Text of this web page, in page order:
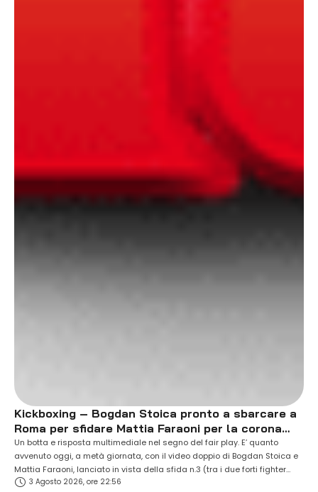
Kickboxing – Bogdan Stoica pronto a sbarcare a
Roma per sfidare Mattia Faraoni per la corona
ISKA super cruiserweight.
Un botta e risposta multimediale nel segno del fair play. E’ quanto
avvenuto oggi, a metà giornata, con il video doppio di Bogdan Stoica e
Mattia Faraoni, lanciato in vista della sfida n.3 (tra i due forti fighter
europei), programmata al PalaPellicone di Ostia, all’interno della
3 Agosto 2026, ore 22:56